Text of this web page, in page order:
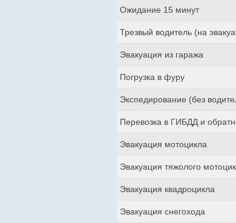
Ожидание 15 минут
Трезвый водитель (на
Эвакуация из гаража
Погрузка в фуру
Экспедирование (без
Перевозка в ГИБДД и
Эвакуация мотоцикла
Эвакуация тяжолого
Эвакуация квадроцикла
Эвакуация снегохода